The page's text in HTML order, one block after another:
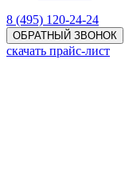
8 (495) 120-24-24
ОБРАТНЫЙ ЗВОНОК
скачать прайс-лист